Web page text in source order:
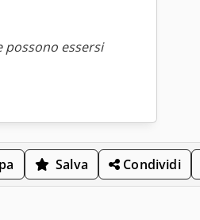
essersi
Salva Condividi